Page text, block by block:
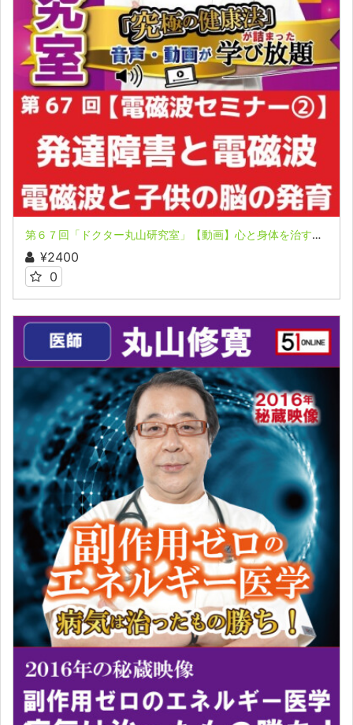
第６７回「ドクター丸山研究室」【動画】心と身体を治すメソッドとアイテム 電磁波セミナー②
¥2400
0